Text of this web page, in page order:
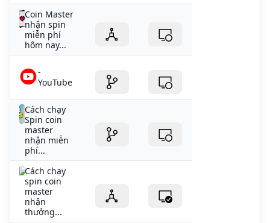
Coin Master
nhận spin
miễn phí
hôm nay...
-
YouTube
Cách chạy
Spin coin
master
nhận miễn
phí...
Cách chạy
spin coin
master
nhận
thưởng...